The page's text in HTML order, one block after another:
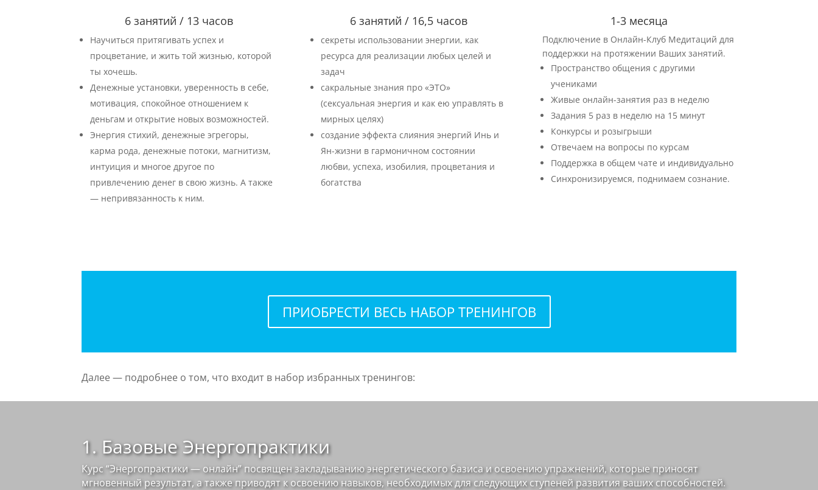
6 занятий / 13 часов
Научиться притягивать успех и
процветание, и жить той жизнью, которой
ты хочешь.
Денежные установки, уверенность в себе,
мотивация, спокойное отношением к
деньгам и открытие новых возможностей.
Энергия стихий, денежные эгрегоры,
карма рода, денежные потоки, магнитизм,
интуиция и многое другое по
привлечению денег в свою жизнь. А также
— непривязанность к ним.
6 занятий / 16,5 часов
секреты использовании энергии, как
ресурса для реализации любых целей и
задач
сакральные знания про «ЭТО»
(сексуальная энергия и как ею управлять в
мирных целях)
создание эффекта слияния энергий Инь и
Ян-жизни в гармоничном состоянии
любви, успеха, изобилия, процветания и
богатства
1-3 месяца
Подключение в Онлайн-Клуб Медитаций для
поддержки на протяжении Ваших занятий.
Пространство общения с другими
учениками
Живые онлайн-занятия раз в неделю
Задания 5 раз в неделю на 15 минут
Конкурсы и розыгрыши
Отвечаем на вопросы по курсам
Поддержка в общем чате и индивидуально
Синхронизируемся, поднимаем сознание.
ПРИОБРЕСТИ ВЕСЬ НАБОР ТРЕНИНГОВ
Далее — подробнее о том, что входит в набор избранных тренингов:
1. Базовые Энергопрактики
Курс “Энергопрактики — онлайн” посвящен закладыванию энергетического базиса и освоению упражнений, которые приносят
мгновенный результат, а также приводят к освоению навыков, необходимых для следующих ступеней развития ваших способностей.